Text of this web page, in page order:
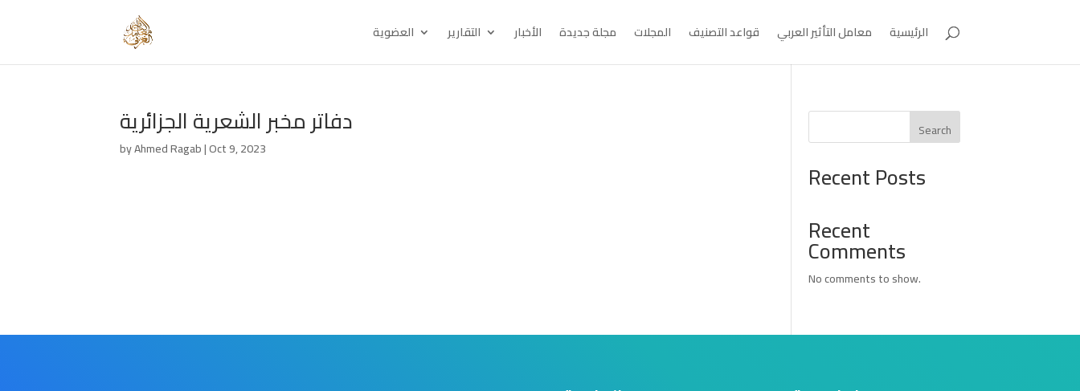
العضوية التقارير الأخبار مجلة جديدة المجلات قواعد التصنيف معامل التأثير العربي الرئيسية
دفاتر مخبر الشعرية الجزائرية
byAhmed Ragab|Oct 9, 2023
Search
Recent Posts
Recent
Comments
No comments to show.